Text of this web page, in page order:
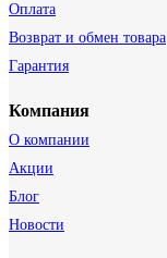
Оплата
Возврат и обмен товара
Гарантия
Компания
О компании
Акции
Блог
Новости